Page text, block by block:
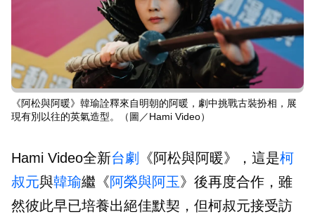
《阿松與阿暖》韓瑜詮釋來自明朝的阿暖，劇中挑戰古裝扮相，展
現有別以往的英氣造型。（圖／Hami Video）
Hami Video全新台劇 《阿松與阿暖》，這是柯
叔元與韓瑜繼《阿榮與阿玉》後再度合作，雖
然彼此早已培養出絕佳默契，但柯叔元接受訪